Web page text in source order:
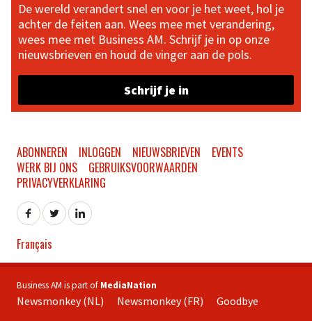
De wereld verandert snel en voor je het weet, hol je
achter de feiten aan. Wees mee met verandering,
wees mee met Business AM. Schrijf je in op onze
nieuwsbrieven en houd de vinger aan de pols.
Schrijf je in
ABONNEREN INLOGGEN NIEUWSBRIEVEN
EVENTS
WERK BIJ ONS
GEBRUIKSVOORWAARDEN
PRIVACYVERKLARING
Français
Business AM is part of MediaNation
Newsmonkey (NL) Newsmonkey (FR) Goodbye